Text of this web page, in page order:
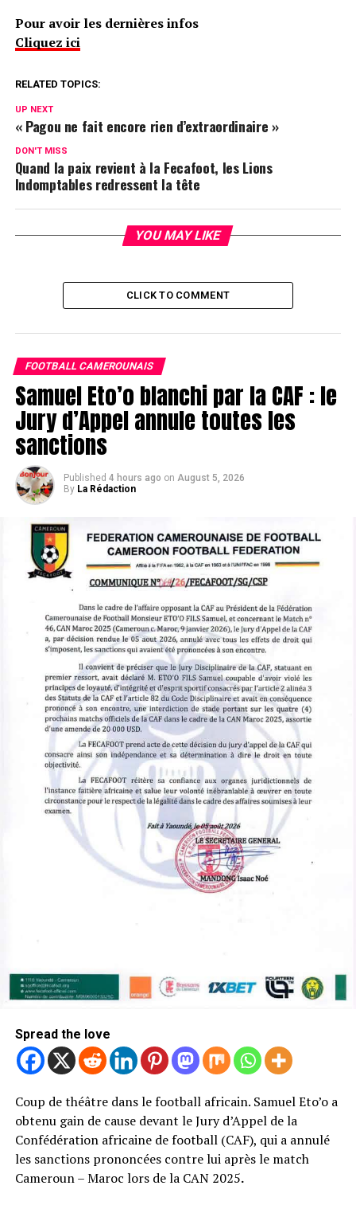
Pour avoir les dernières infos
Cliquez ici
RELATED TOPICS:
UP NEXT
« Pagou ne fait encore rien d’extraordinaire »
DON'T MISS
Quand la paix revient à la Fecafoot, les Lions
Indomptables redressent la tête
YOU MAY LIKE
CLICK TO COMMENT
FOOTBALL CAMEROUNAIS
Samuel Eto’o blanchi par la CAF : le
Jury d’Appel annule toutes les
sanctions
Published 4 hours ago on August 5, 2026
By La Rédaction
Spread the love
Coup de théâtre dans le football africain. Samuel Eto’o a
obtenu gain de cause devant le Jury d’Appel de la
Confédération africaine de football (CAF), qui a annulé
les sanctions prononcées contre lui après le match
Cameroun – Maroc lors de la CAN 2025.